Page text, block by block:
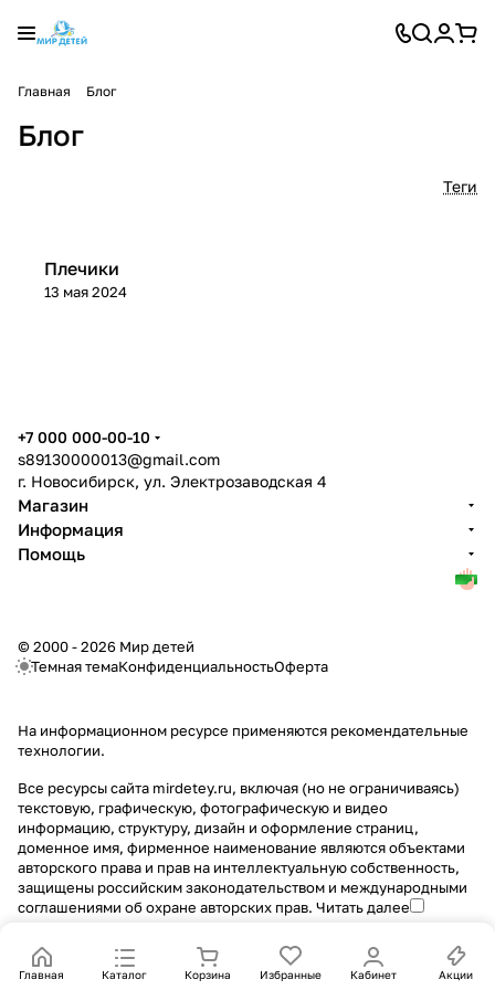
Главная Блог
Блог
Теги
13 мая 2024
Плечики
Главная Каталог Корзина Избранные Кабинет Акции
+7 000 000-00-10
s89130000013@gmail.com
г. Новосибирск, ул. Электрозаводская 4
Магазин
Информация
Помощь
© 2000 - 2026 Мир детей
Темная темаКонфиденциальностьОферта
На информационном ресурсе применяются рекомендательные
технологии.
Все ресурсы сайта mirdetey.ru, включая (но не ограничиваясь)
текстовую, графическую, фотографическую и видео
информацию, структуру, дизайн и оформление страниц,
доменное имя, фирменное наименование являются объектами
авторского права и прав на интеллектуальную собственность,
защищены российским законодательством и международными
соглашениями об охране авторских прав. Читать далее